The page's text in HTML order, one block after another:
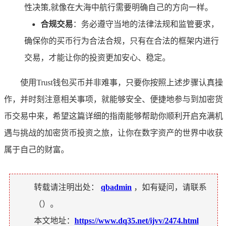
性决策,就像在大海中航行需要明确自己的方向一样。
合规交易 ：务必遵守当地的法律法规和监管要求，
确保你的买币行为合法合规，只有在合法的框架内进行
交易，才能让你的投资更加安心、稳定。
使用Trust钱包买币并非难事，只要你按照上述步骤认真操
作，并时刻注意相关事项，就能够安全、便捷地参与到加密货
币交易中来，希望这篇详细的指南能够帮助你顺利开启充满机
遇与挑战的加密货币投资之旅，让你在数字资产的世界中收获
属于自己的财富。
转载请注明出处： qbadmin ，如有疑问，请联系
（）。
本文地址： https://www.dq35.net/ijvv/2474.html